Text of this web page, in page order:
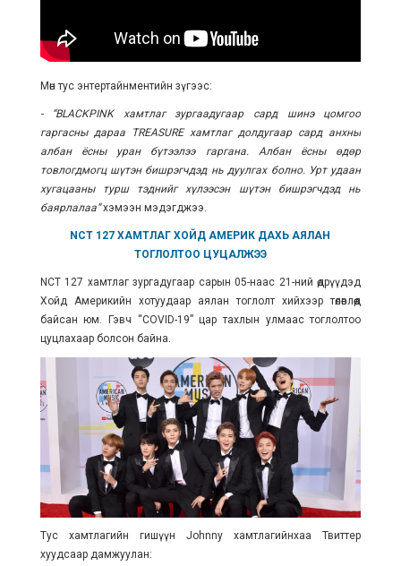
Мөн тус энтертайнментийн зүгээс:
- “BLACKPINK хамтлаг зургаадугаар сард шинэ цомгоо
гаргасны дараа TREASURE хамтлагдолдугаар сард анхны
албан ёсны уран бүтээлээ гаргана. Албан ёсны өдөр
товлогдмогц шүтэн бишрэгчдэд нь дуулгах болно. Урт удаан
хугацааны турш тэднийг хүлээсэн шүтэн бишрэгчдэд нь
баярлалаа”хэмээн мэдэгджээ.
NCT 127 ХАМТЛАГ ХОЙД АМЕРИК ДАХЬ АЯЛАН
ТОГЛОЛТОО ЦУЦАЛЖЭЭ
NCT 127 хамтлаг зургадугаар сарын 05-наас 21-ний өдрүүдэд
Хойд Америкийн хотуудаар аялан тоглолт хийхээр төлөвлөөд
байсан юм. Гэвч “COVID-19” цар тахлын улмаас тоглолтоо
цуцлахаар болсон байна.
Тус хамтлагийн гишүүн Johnny хамтлагийнхаа Твиттер
хуудсаар дамжуулан: